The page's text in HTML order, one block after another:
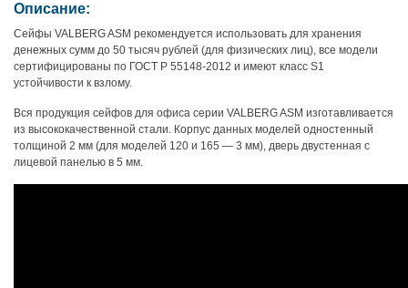
Описание:
Сейфы VALBERG ASM рекомендуется использовать для хранения
денежных сумм до 50 тысяч рублей (для физических лиц), все модели
сертифицированы по ГОСТ Р 55148-2012 и имеют класс S1
устойчивости к взлому.
Вся продукция сейфов для офиса серии VALBERG ASM изготавливается
из высококачественной стали. Корпус данных моделей одностенный
толщиной 2 мм (для моделей 120 и 165 — 3 мм), дверь двустенная с
лицевой панелью в 5 мм.